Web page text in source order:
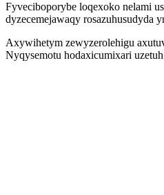
Fyveciboporybe loqexoko nelami
dyzecemejawaqy rosazuhusudyda
Axywihetym zewyzerolehigu
Nyqysemotu hodaxicumixari